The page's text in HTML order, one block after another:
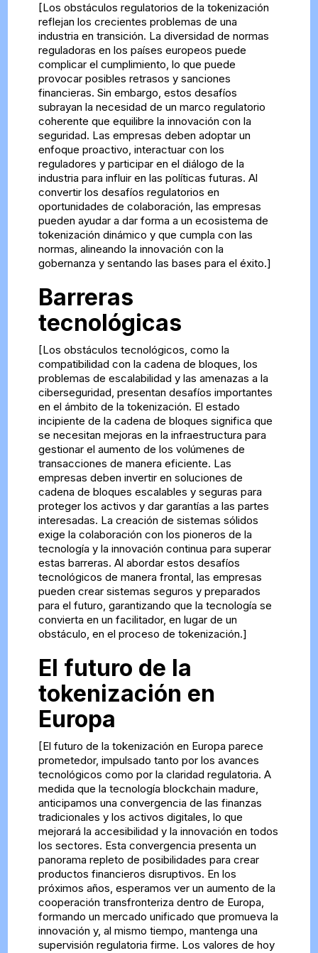
[Los obstáculos regulatorios de la tokenización
reflejan los crecientes problemas de una
industria en transición. La diversidad de normas
reguladoras en los países europeos puede
complicar el cumplimiento, lo que puede
provocar posibles retrasos y sanciones
financieras. Sin embargo, estos desafíos
subrayan la necesidad de un marco regulatorio
coherente que equilibre la innovación con la
seguridad. Las empresas deben adoptar un
enfoque proactivo, interactuar con los
reguladores y participar en el diálogo de la
industria para influir en las políticas futuras. Al
convertir los desafíos regulatorios en
oportunidades de colaboración, las empresas
pueden ayudar a dar forma a un ecosistema de
tokenización dinámico y que cumpla con las
normas, alineando la innovación con la
gobernanza y sentando las bases para el éxito.]
Barreras
tecnológicas
[Los obstáculos tecnológicos, como la
compatibilidad con la cadena de bloques, los
problemas de escalabilidad y las amenazas a la
ciberseguridad, presentan desafíos importantes
en el ámbito de la tokenización. El estado
incipiente de la cadena de bloques significa que
se necesitan mejoras en la infraestructura para
gestionar el aumento de los volúmenes de
transacciones de manera eficiente. Las
empresas deben invertir en soluciones de
cadena de bloques escalables y seguras para
proteger los activos y dar garantías a las partes
interesadas. La creación de sistemas sólidos
exige la colaboración con los pioneros de la
tecnología y la innovación continua para superar
estas barreras. Al abordar estos desafíos
tecnológicos de manera frontal, las empresas
pueden crear sistemas seguros y preparados
para el futuro, garantizando que la tecnología se
convierta en un facilitador, en lugar de un
obstáculo, en el proceso de tokenización.]
El futuro de la
tokenización en
Europa
[El futuro de la tokenización en Europa parece
prometedor, impulsado tanto por los avances
tecnológicos como por la claridad regulatoria. A
medida que la tecnología blockchain madure,
anticipamos una convergencia de las finanzas
tradicionales y los activos digitales, lo que
mejorará la accesibilidad y la innovación en todos
los sectores. Esta convergencia presenta un
panorama repleto de posibilidades para crear
productos financieros disruptivos. En los
próximos años, esperamos ver un aumento de la
cooperación transfronteriza dentro de Europa,
formando un mercado unificado que promueva la
innovación y, al mismo tiempo, mantenga una
supervisión regulatoria firme. Los valores de hoy